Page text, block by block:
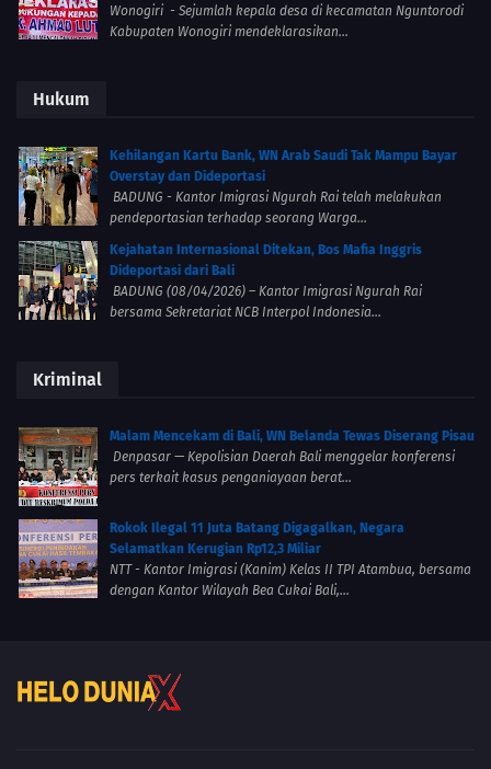
Wonogiri - Sejumlah kepala desa di kecamatan Nguntorodi
Kabupaten Wonogiri mendeklarasikan...
Hukum
Kehilangan Kartu Bank, WN Arab Saudi Tak Mampu Bayar
Overstay dan Dideportasi
BADUNG - Kantor Imigrasi Ngurah Rai telah melakukan
pendeportasian terhadap seorang Warga...
Kejahatan Internasional Ditekan, Bos Mafia Inggris
Dideportasi dari Bali
BADUNG (08/04/2026) – Kantor Imigrasi Ngurah Rai
bersama Sekretariat NCB Interpol Indonesia...
Kriminal
Malam Mencekam di Bali, WN Belanda Tewas Diserang Pisau
Denpasar — Kepolisian Daerah Bali menggelar konferensi
pers terkait kasus penganiayaan berat...
Rokok Ilegal 11 Juta Batang Digagalkan, Negara
Selamatkan Kerugian Rp12,3 Miliar
NTT - Kantor Imigrasi (Kanim) Kelas II TPI Atambua, bersama
dengan Kantor Wilayah Bea Cukai Bali,...